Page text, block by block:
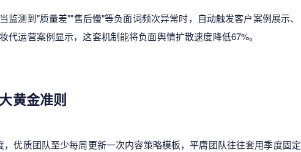
监测到"质量差""售后慢"等负面词频次异常时，自动触发客户案例展示、
代运营案例显示，这套机制能将负面舆情扩散速度降低67%。
黄金准则
优质团队至少每周更新一次内容策略模板，平庸团队往往套用季度固定